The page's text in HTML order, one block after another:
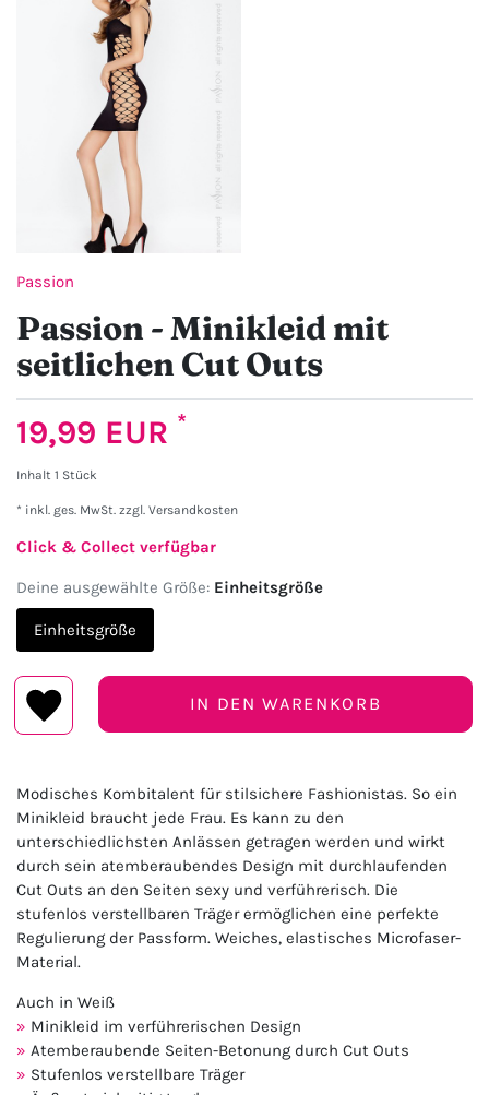
Passion
Passion - Minikleid mit
seitlichen Cut Outs
19,99 EUR *
Inhalt 1 Stück
* inkl. ges. MwSt. zzgl. Versandkosten
Click & Collect verfügbar
Deine ausgewählte Größe: Einheitsgröße
Einheitsgröße
IN DEN WARENKORB
Modisches Kombitalent für stilsichere Fashionistas. So ein
Minikleid braucht jede Frau. Es kann zu den
unterschiedlichsten Anlässen getragen werden und wirkt
durch sein atemberaubendes Design mit durchlaufenden
Cut Outs an den Seiten sexy und verführerisch. Die
stufenlos verstellbaren Träger ermöglichen eine perfekte
Regulierung der Passform. Weiches, elastisches Microfaser-
Material.
Auch in Weiß
Minikleid im verführerischen Design
Atemberaubende Seiten-Betonung durch Cut Outs
Stufenlos verstellbare Träger